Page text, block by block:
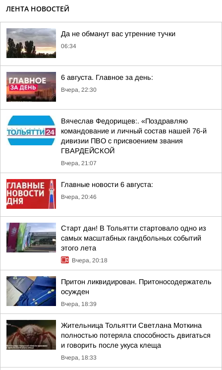
ЛЕНТА НОВОСТЕЙ
Да не обманут вас утренние тучки
06:34
6 августа. Главное за день:
Вчера, 22:30
Вячеслав Федорищев:. «Поздравляю
командование и личный состав нашей 76-й
дивизии ПВО с присвоением звания
ГВАРДЕЙСКОЙ
Вчера, 21:07
Главные новости 6 августа:
Вчера, 20:46
Старт дан! В Тольятти стартовало одно из
самых масштабных гандбольных событий
этого лета
Вчера, 20:18
Притон ликвидирован. Притоносодержатель
осужден
Вчера, 18:39
Жительница Тольятти Светлана Моткина
полностью потеряла способность двигаться
и говорить после укуса клеща
Вчера, 18:33